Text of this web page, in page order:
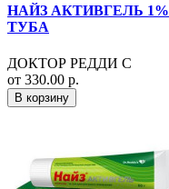
НАЙЗ АКТИВГЕЛЬ
ТУБА
ДОКТОР РЕДДИ С
от 330.00 р.
В корзину